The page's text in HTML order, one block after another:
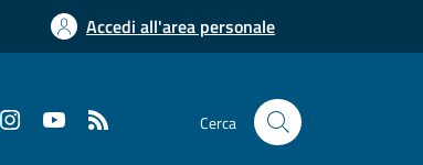
Accedi all'area personale
Cerca